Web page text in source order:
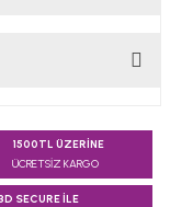
formunu
1500TL ÜZERİNE
ÜCRETSİZ KARGO
SECURE İLE